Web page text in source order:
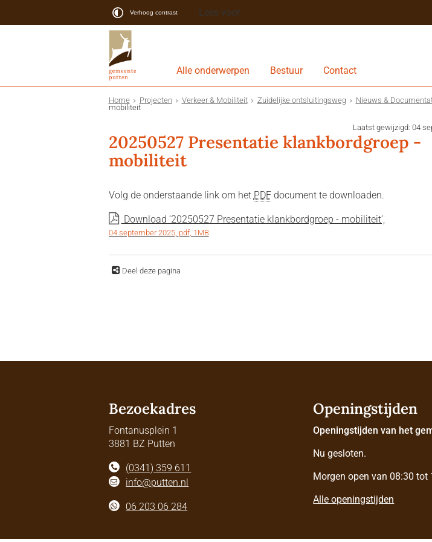
Verhoog contrast Lees voor
Alle onderwerpen Bestuur Contact
Home Projecten Verkeer & Mobiliteit Zuidelijke ontsluitingsweg Nieuws &
mobiliteit
20250527 Presentatie klankbordgroep -
mobiliteit
Volg de onderstaande link om het PDFdocument te downloaden.
Download ‘20250527 Presentatie klankbordgroep - mobiliteit’,
04 september 2025, pdf, 1MB
Deel deze pagina
Laatst gewijzigd: 04
Bezoekadres
Fontanusplein 1
3881 BZ Putten
(0341) 359 611
info@putten.nl
06 203 06 284
Openingstijden
Openingstijden van het
Nu gesloten.
Morgen open van 08:30 tot
Alle openingstijden